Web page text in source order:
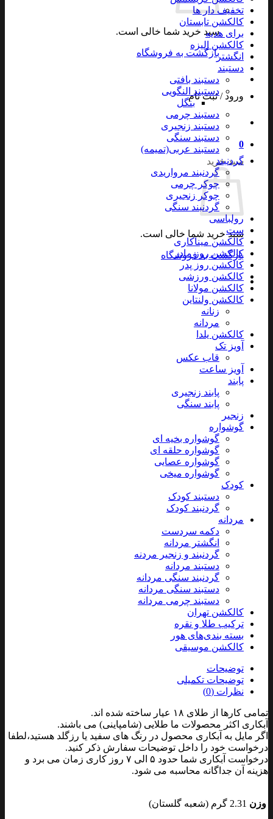
سبد خرید شما خالی است.
بازگشت به فروشگاه
ورود / ثبت نام
0
سبد خرید
سبد خرید شما خالی است.
بازگشت به فروشگاه
تخفیف دار ها
کالکشن تابستان
برای هدیه
کالکشن الیزه
انگشتر
دستبند
دستبند بافتی
دستبند النگویی
بنگل
دستبند چرمی
دستبند زنجیری
دستبند سنگی
دستبند عربی(تمیمه)
گردنبند
گردنبند مرواریدی
چوکر چرمی
چوکر زنجیری
گردنبند سنگی
رولباسی
ست
کالکشن میناکاری
کالکشن روز مادر
کالکشن روز پدر
کالکشن ورزشی
کالکشن مولانا
کالکشن ولنتاین
زنانه
مردانه
کالکشن یلدا
آویز تک
قاب عکس
آویز ساعت
پابند
پابند زنجیری
پابند سنگی
زنجیر
گوشواره
گوشواره بخیه ای
گوشواره حلقه ای
گوشواره عصایی
گوشواره میخی
کودک
دستبند کودک
گردنبند کودک
مردانه
دکمه سردست
انگشتر مردانه
گردنبند و زنجیر مردنه
دستبند مردانه
گردنبند سنگی مردانه
دستبند سنگی مردانه
دستبند چرمی مردانه
کالکشن تهران
ترکیب طلا و نقره
بسته بندی‌های هور
کالکشن موسیقی
توضیحات
توضیحات تکمیلی
نظرات (0)
تمامی کارها از طلای ۱۸ عیار ساخته شده اند.
آبکاری اکثر محصولات ما طلایی (شامپاینی) می باشند.
اگر مایل به آبکاری محصول در رنگ های سفید یا رزگلد هستید،لطفا
درخواست خود را داخل توضیحات سفارش ذکر کنید.
درخواست آبکاری شما حدود ۵ الی ۷ روز کاری زمان می برد و
هزینه آن جداگانه محاسبه می شود.
وزن 2.31 گرم (شعبه گلستان)